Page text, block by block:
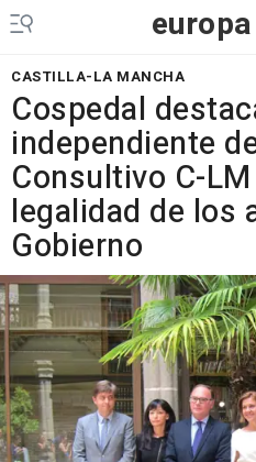
europa
CASTILLA-LA MANCHA
Cospedal
independiente
Consultivo C-
legalidad de los
Gobierno